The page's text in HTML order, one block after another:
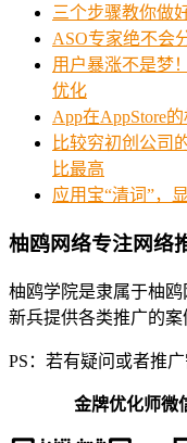
三个步骤教你做
ASO专家绝不会
用户暴涨不是梦
优化
App在AppStore
比较穷初创公司
比最高
应用宝“清词”，
柚鸥网络专注网络
柚鸥学院是隶属于柚
新兵提供各类推广的案
PS：若有疑问或者推
金牌优化师微信